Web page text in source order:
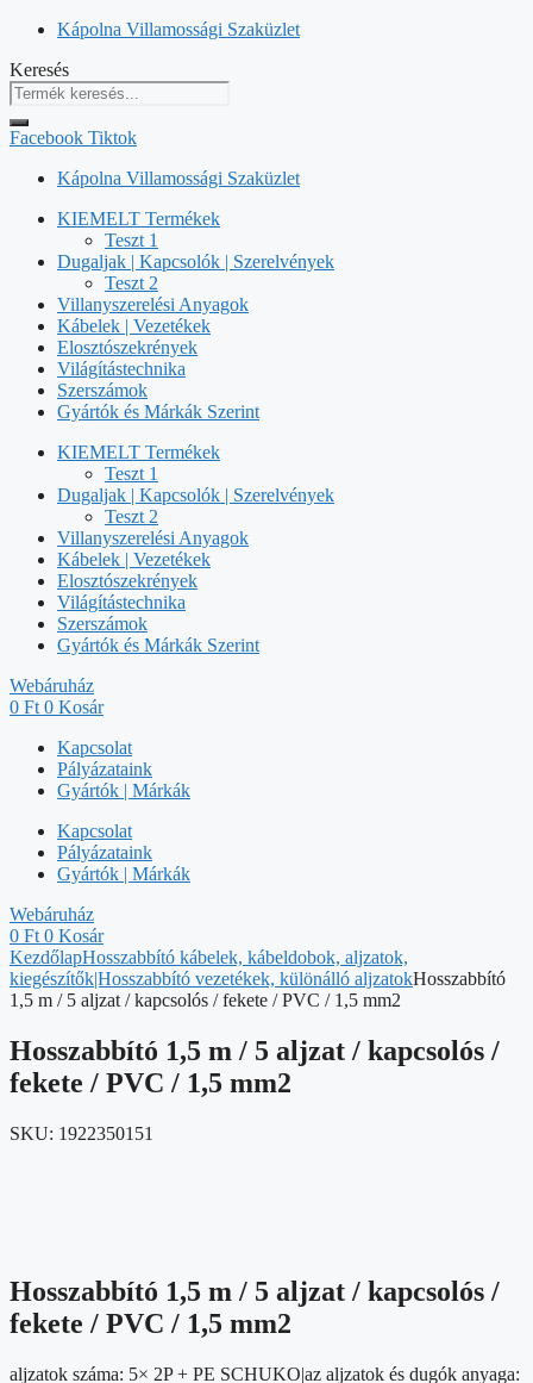
Kilépés
tartalomba
Kápolna Villamossági Szaküzlet
Keresés
Facebook Tiktok
Kápolna Villamossági Szaküzlet
KIEMELT Termékek
Teszt 1
Dugaljak | Kapcsolók | Szerelvények
Teszt 2
Villanyszerelési Anyagok
Kábelek | Vezetékek
Elosztószekrények
Világítástechnika
Szerszámok
Gyártók és Márkák Szerint
KIEMELT Termékek
Teszt 1
Dugaljak | Kapcsolók | Szerelvények
Teszt 2
Villanyszerelési Anyagok
Kábelek | Vezetékek
Elosztószekrények
Világítástechnika
Szerszámok
Gyártók és Márkák Szerint
Webáruház
0 Ft 0 Kosár
Kapcsolat
Pályázataink
Gyártók | Márkák
Kapcsolat
Pályázataink
Gyártók | Márkák
Webáruház
0 Ft 0 Kosár
KezdőlapHosszabbító kábelek, kábeldobok, aljzatok,
kiegészítők|Hosszabbító vezetékek, különálló aljzatokHosszabbító
1,5 m / 5 aljzat / kapcsolós / fekete / PVC / 1,5 mm2
Hosszabbító 1,5 m / 5 aljzat / kapcsolós /
fekete / PVC / 1,5 mm2
SKU: 1922350151
Hosszabbító 1,5 m / 5 aljzat / kapcsolós /
fekete / PVC / 1,5 mm2
aljzatok száma: 5× 2P + PE SCHUKO|az aljzatok és dugók anyaga: